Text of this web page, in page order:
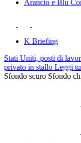
Arancio e Blu
K Briefing
Stati Uniti, posti di
privato in stallo Leggi
Sfondo scuro Sfondo